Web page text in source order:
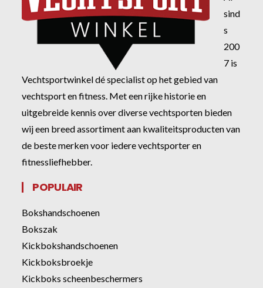
sind
s
200
7 is
Vechtsportwinkel dé specialist op het gebied van
vechtsport en fitness. Met een rijke historie en
uitgebreide kennis over diverse vechtsporten bieden
wij een breed assortiment aan kwaliteitsproducten van
de beste merken voor iedere vechtsporter en
fitnessliefhebber.
POPULAIR
Bokshandschoenen
Bokszak
Kickbokshandschoenen
Kickboksbroekje
Kickboks scheenbeschermers